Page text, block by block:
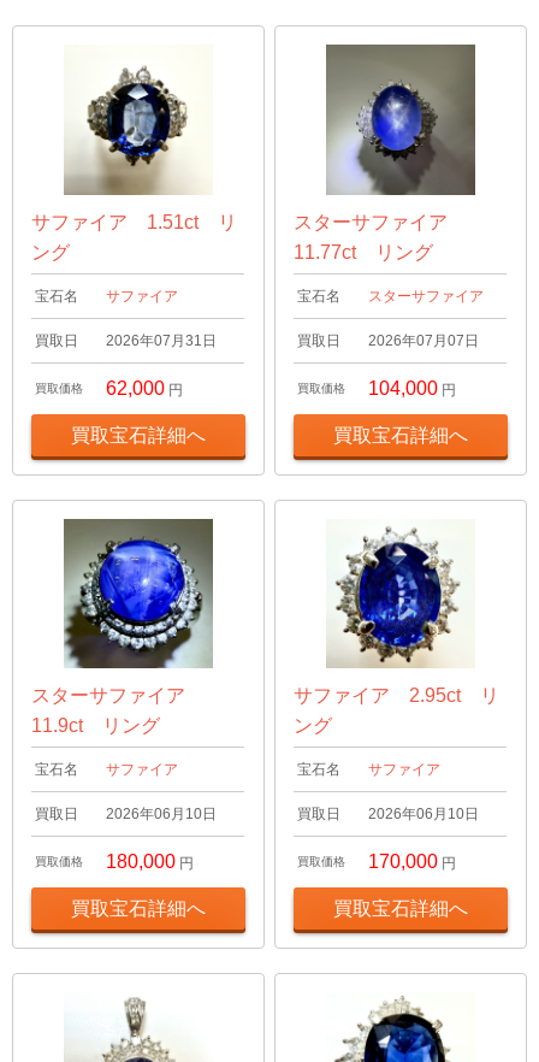
サファイア 1.51ct リ
ング
宝石名 サファイア
買取日 2026年07月31日
買取価格 62,000 円
買取宝石詳細へ
スターサファイア
11.77ct リング
宝石名 スターサファイア
買取日 2026年07月07日
買取価格 104,000 円
買取宝石詳細へ
スターサファイア
11.9ct リング
宝石名 サファイア
買取日 2026年06月10日
買取価格 180,000 円
買取宝石詳細へ
サファイア 2.95ct リ
ング
宝石名 サファイア
買取日 2026年06月10日
買取価格 170,000 円
買取宝石詳細へ